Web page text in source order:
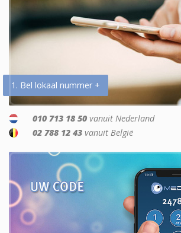
1. Bel lokaal nummer +
010 713 18 50 vanuit Nederland
02 788 12 43 vanuit België